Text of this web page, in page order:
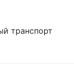
транспорт